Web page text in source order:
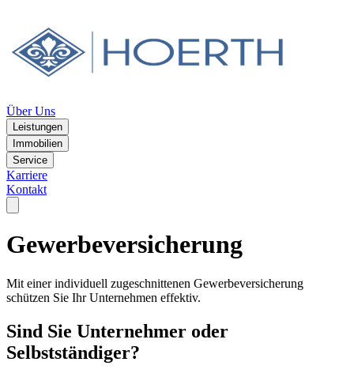
Über Uns
Leistungen
Immobilien
Service
Karriere
Kontakt
Gewerbeversicherung
Mit einer individuell zugeschnittenen Gewerbeversicherung
schützen Sie Ihr Unternehmen effektiv.
Sind Sie Unternehmer oder
Selbstständiger?